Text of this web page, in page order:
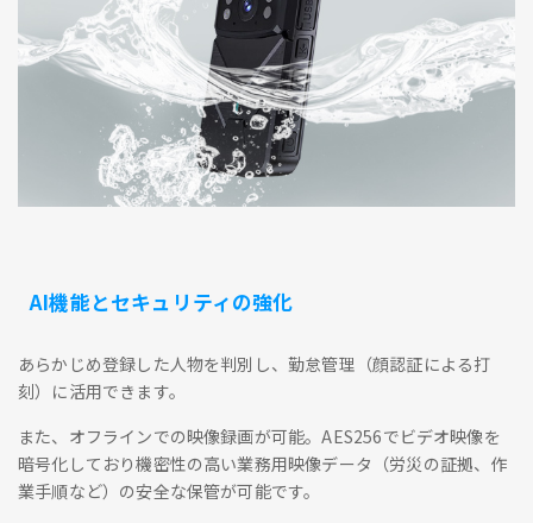
AI機能とセキュリティの強化
あらかじめ登録した人物を判別し、勤怠管理（顔認証による打
刻）に活用できます。
また、オフラインでの映像録画が可能。AES256でビデオ映像を
暗号化しており機密性の高い業務用映像データ（労災の証拠、作
業手順など）の安全な保管が可能です。